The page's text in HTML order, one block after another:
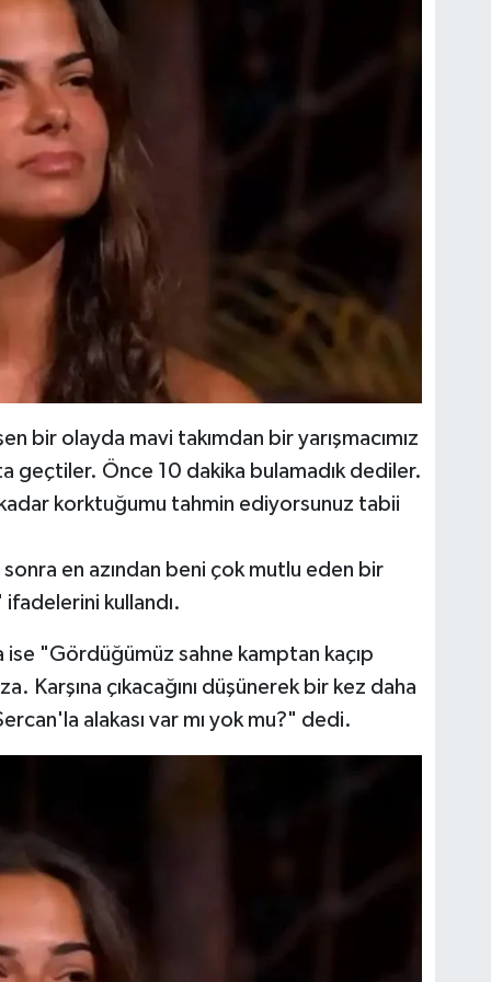
bir olayda mavi takımdan bir yarışmacımız
Önce 10 dakika bulamadık dediler.
korktuğumu tahmin ediyorsunuz tabii
en azından beni çok mutlu eden bir
kullandı.
ise "Gördüğümüz sahne kamptan kaçıp
Karşına çıkacağını düşünerek bir kez daha
alakası var mı yok mu?" dedi.